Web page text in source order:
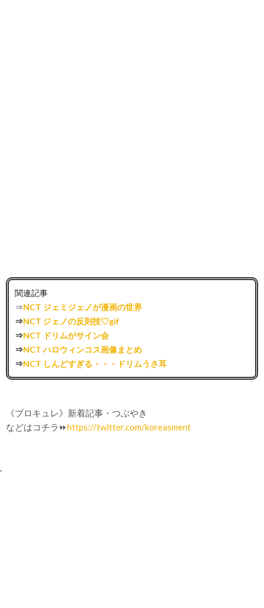
関連記事
⇒NCT ジェミジェノが漫画の世界
⇒NCT ジェノの反則技♡gif
⇒NCT ドリムがサイン会
⇒NCT ハロウィンコス画像まとめ
⇒NCT しんどすぎる・・・ドリムうさ耳
《ブロキュレ》新着記事・つぶやき
などはコチラ⏩https://twitter.com/koreasment